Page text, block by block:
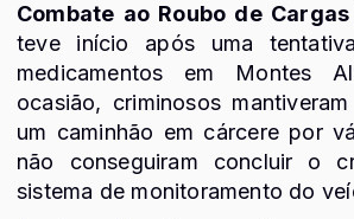
Combate ao Roubo de Cargas
teve início após uma
medicamentos em Montes
ocasião, criminosos
um caminhão em cárcere por
não conseguiram concluir o
sistema de monitoramento do